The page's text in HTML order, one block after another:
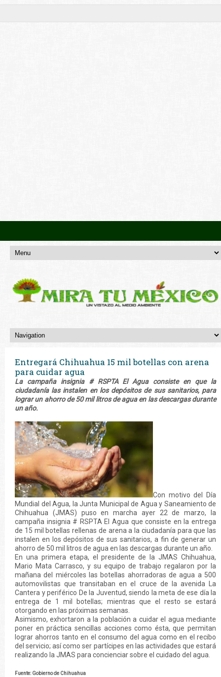
Entregará Chihuahua 15 mil botellas con arena
para cuidar agua
La campaña insignia # RSPTA El Agua consiste en que la
ciudadanía las instalen en los depósitos de sus sanitarios, para
lograr un ahorro de 50 mil litros de agua en las descargas durante
un año.
Con motivo del Día
Mundial del Agua, la Junta Municipal de Agua y Saneamiento de
Chihuahua (JMAS) puso en marcha ayer 22 de marzo, la
campaña insignia # RSPTA El Agua que consiste en la entrega
de 15 mil botellas rellenas de arena a la ciudadanía para que las
instalen en los depósitos de sus sanitarios, a fin de generar un
ahorro de 50 mil litros de agua en las descargas durante un año.
En una primera etapa, el presidente de la JMAS Chihuahua,
Mario Mata Carrasco, y su equipo de trabajo regalaron por la
mañana del miércoles las botellas ahorradoras de agua a 500
automovilistas que transitaban en el cruce de la avenida La
Cantera y periférico De la Juventud, siendo la meta de ese día la
entrega de 1 mil botellas; mientras que el resto se estará
otorgando en las próximas semanas.
Asimismo, exhortaron a la población a cuidar el agua mediante
poner en práctica sencillas acciones como ésta, que permitan
lograr ahorros tanto en el consumo del agua como en el recibo
del servicio; así como ser partícipes en las actividades que estará
realizando la JMAS para concienciar sobre el cuidado del agua.
Fuente: Gobierno de Chihuahua